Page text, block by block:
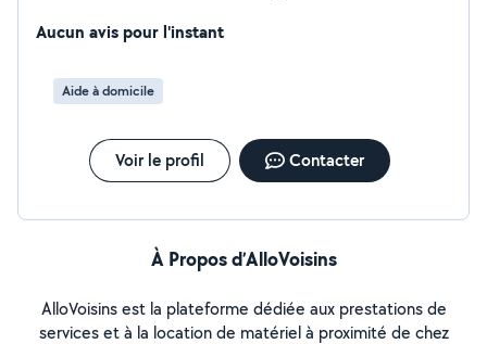
disponible pour toute votre demande.
Aucun avis pour l'instant
Aide à domicile
Voir le profil Contacter
À Propos d’AlloVoisins
AlloVoisins est la plateforme dédiée aux prestations de
services et à la location de matériel à proximité de chez